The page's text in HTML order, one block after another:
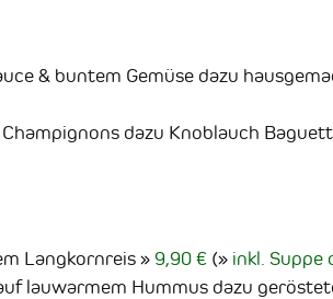
& buntem Gemüse dazu
dazu Knoblauch
Langkornreis 9,90 € ( inkl. Suppe
lauwarmem Hummus dazu